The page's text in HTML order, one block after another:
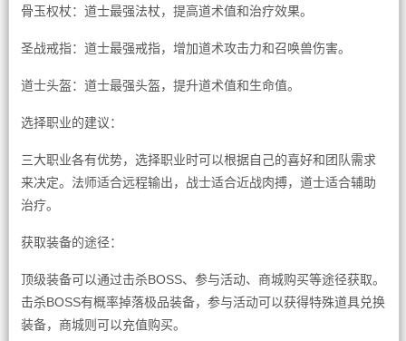
骨玉权杖：道士最强法杖，提高道术值和治疗效果。
圣战戒指：道士最强戒指，增加道术攻击力和召唤兽伤害。
道士头盔：道士最强头盔，提升道术值和生命值。
选择职业的建议：
三大职业各有优势，选择职业时可以根据自己的喜好和团队需求
来决定。法师适合远程输出，战士适合近战肉搏，道士适合辅助
治疗。
获取装备的途径：
顶级装备可以通过击杀BOSS、参与活动、商城购买等途径获取。
击杀BOSS有概率掉落极品装备，参与活动可以获得特殊道具兑换
装备，商城则可以充值购买。